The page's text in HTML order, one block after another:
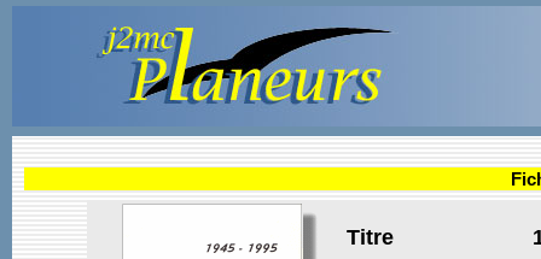
Titre